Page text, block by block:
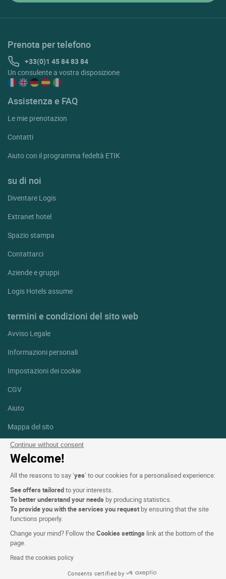
Continue without consent
Welcome!
All the reasons to say ‘yes’ to our cookies for a personalised experience:
See offers tailoredto your interests.
To better understand your needs by producing statistics.
To provide you with the services you request by ensuring that the site
functions properly.
Change your mind? Follow theCookies settings link at the bottom of the
page.
Read the cookies policy
Consents certified by
Prenota per telefono
+33(0)1 45 84 83 84
Un consulente a vostra disposizione
Assistenza e FAQ
Le mie prenotazion
Contatti
Aiuto con il programma fedeltà ETIK
su di noi
Diventare Logis
Extranet hotel
Spazio stampa
Contattarci
Aziende e gruppi
Logis Hotels assume
termini e condizioni del sito web
Avviso Legale
Informazioni personali
Impostazioni dei cookie
CGV
Aiuto
Mappa del sito
Crediti fotografici
Facebook
Instagram
Linkedin
bySIWAY